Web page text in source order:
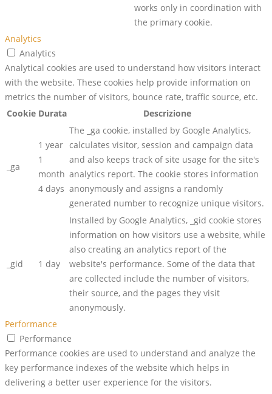
works only in coordination with
the primary cookie.
Analytics
Analytics
Analytical cookies are used to understand how visitors interact
with the website. These cookies help provide information on
metrics the number of visitors, bounce rate, traffic source, etc.
Cookie Durata Descrizione
_ga
1 year
1
month
4 days
The _ga cookie, installed by Google Analytics,
calculates visitor, session and campaign data
and also keeps track of site usage for the site's
analytics report. The cookie stores information
anonymously and assigns a randomly
generated number to recognize unique visitors.
_gid 1 day
Installed by Google Analytics, _gid cookie stores
information on how visitors use a website, while
also creating an analytics report of the
website's performance. Some of the data that
are collected include the number of visitors,
their source, and the pages they visit
anonymously.
Performance
Performance
Performance cookies are used to understand and analyze the
key performance indexes of the website which helps in
delivering a better user experience for the visitors.